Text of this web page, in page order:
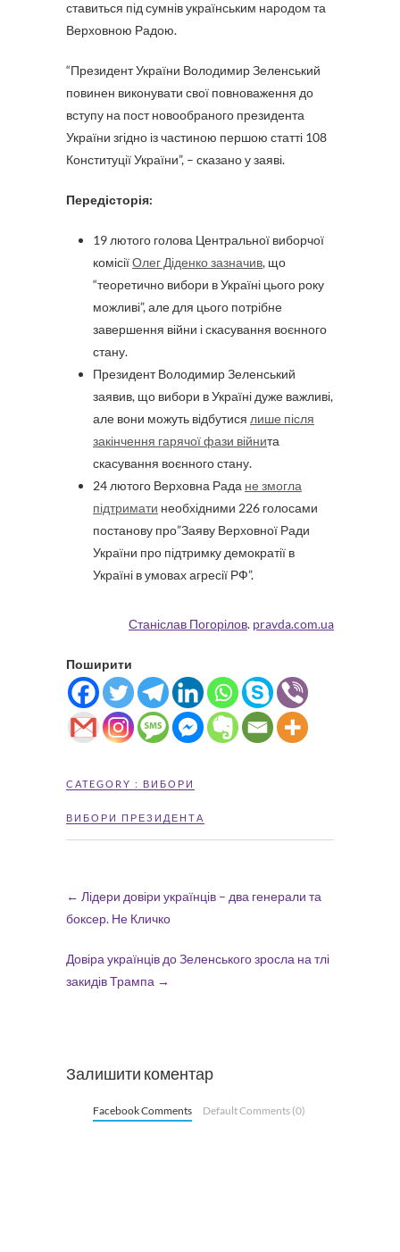
ставиться під сумнів українським народом та
Верховною Радою.
“Президент України Володимир Зеленський
повинен виконувати свої повноваження до
вступу на пост новообраного президента
України згідно із частиною першою статті 108
Конституції України”, – сказано у заяві.
Передісторія:
19 лютого голова Центральної виборчої
комісіїОлег Діденко зазначив, що
“теоретично вибори в Україні цього року
можливі”, але для цього потрібне
завершення війни і скасування воєнного
стану.
Президент Володимир Зеленський
заявив, що вибори в Україні дуже важливі,
але вони можуть відбутися лише після
закінчення гарячої фази війнита
скасування воєнного стану.
24 лютого Верховна Рада не змогла
підтримати необхідними 226 голосами
постанову про”Заяву Верховної Ради
України про підтримку демократії в
Україні в умовах агресії РФ”.
Станіслав Погорілов. pravda.com.ua
Поширити
CATEGORY : ВИБОРИ
ВИБОРИ ПРЕЗИДЕНТА
← Лідери довіри українців – два генерали та
боксер. Не Кличко
Довіра українців до Зеленського зросла на тлі
закидів Трампа →
Залишити коментар
Facebook Comments Default Comments (0)